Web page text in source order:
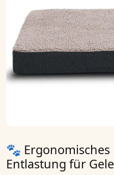
🐾 Ergonomisches
Entlastung für